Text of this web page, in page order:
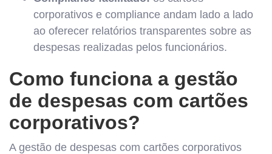
corporativos e compliance andam lado a lado
ao oferecer relatórios transparentes sobre as
despesas realizadas pelos funcionários.
Como funciona a gestão
de despesas com cartões
corporativos?
A gestão de despesas com cartões corporativos